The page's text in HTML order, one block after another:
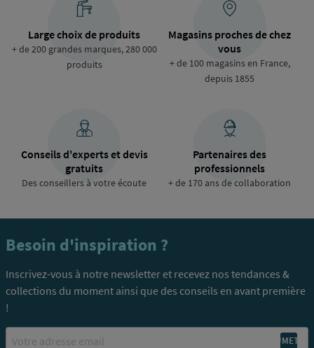
Large choix de produits
+ de 200 grandes marques, 280 000
produits
Magasins proches de chez
vous
+ de 100 magasins en France,
depuis 1855
Conseils d'experts et devis
gratuits
Des conseillers à votre écoute
Partenaires des
professionnels
+ de 170 ans de collaboration
Besoin d'inspiration ?
Inscrivez-vous à notre newsletter et recevez nos tendances &
collections du moment ainsi que des conseils en avant première
!